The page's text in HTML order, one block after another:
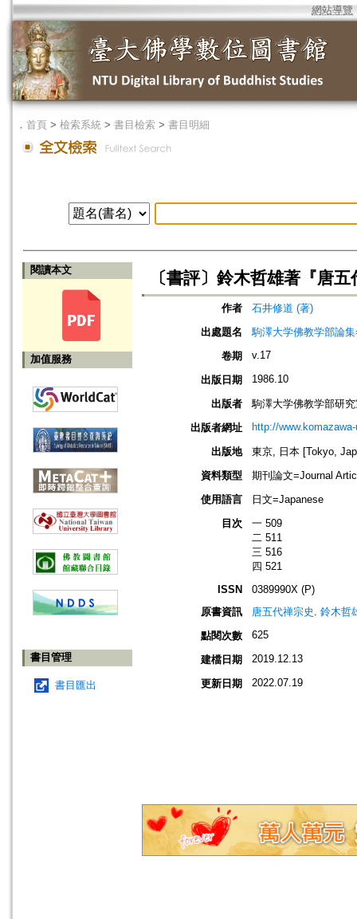
網站導覽
． 首頁 > 檢索系統 > 書目檢索 > 書目明細
閱讀本文
加值服務
書目管理
書目匯出
〔書評〕鈴木哲雄著『唐
作者
石井修道 (著)
出處題名
駒澤大学佛教学部論
卷期
v.17
出版日期 1986.10
出版者
駒澤大学佛教学部研
出版者網址
http://
出版地
東京, 日本 [Tokyo,
資料類型
期刊論文=Journal
使用語言
日文=Japanese
目次
一 509
二 511
三 516
四 521
ISSN
0389990X (P)
原書資訊
唐五代禅宗史 . 鈴木哲
點閱次數
625
建檔日期 2019.12.13
更新日期 2022.07.19